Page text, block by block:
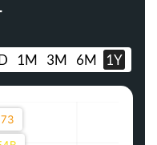
1M 3M 6M 1Y